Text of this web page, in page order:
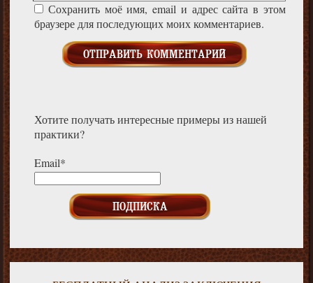
Сохранить моё имя, email и адрес сайта в этом
браузере для последующих моих комментариев.
Хотите получать интересные примеры из нашей
практики?
Email*